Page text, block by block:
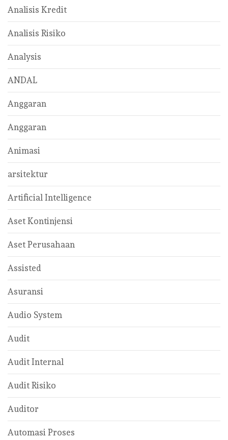
Analisis Kredit
Analisis Risiko
Analysis
ANDAL
Anggaran
Anggaran
Animasi
arsitektur
Artificial Intelligence
Aset Kontinjensi
Aset Perusahaan
Assisted
Asuransi
Audio System
Audit
Audit Internal
Audit Risiko
Auditor
Automasi Proses